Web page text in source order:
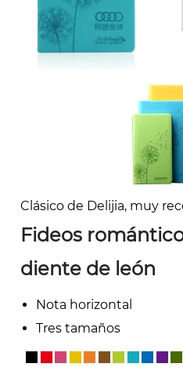
Clásico de Delijia, muy
Fideos
diente de león
Nota horizontal
Tres tamaños